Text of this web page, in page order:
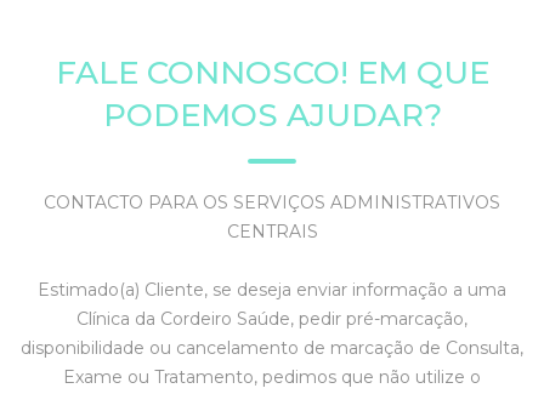
FALE CONNOSCO! EM QUE
PODEMOS AJUDAR?
CONTACTO PARA OS SERVIÇOS ADMINISTRATIVOS
CENTRAIS
Estimado(a) Cliente, se deseja enviar informação a uma
Clínica da Cordeiro Saúde, pedir pré-marcação,
disponibilidade ou cancelamento de marcação de Consulta,
Exame ou Tratamento, pedimos que não utilize o